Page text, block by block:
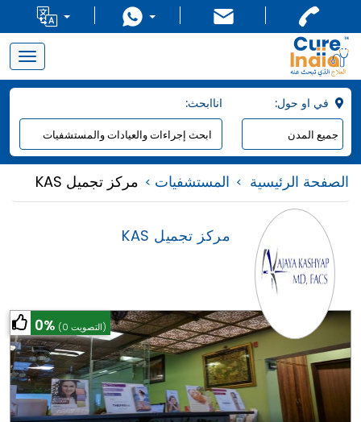
Toggle
navigation
:اناابحث
الصفحة الرئيسية المستشفيات KAS مركز تجميل
KAS مركز تجميل
0% (0 التصويت)